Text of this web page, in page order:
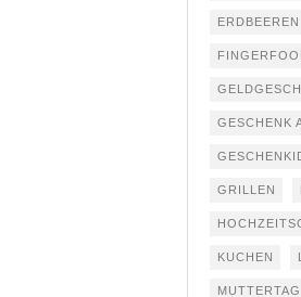
ERDBEEREN
GESCHENK
GRILLEN
KUCHEN
MUTTERTAG